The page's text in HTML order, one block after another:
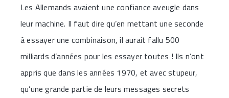
Les Allemands avaient une confiance aveugle dans
leur machine. Il faut dire qu’en mettant une seconde
à essayer une combinaison, il aurait fallu 500
milliards d’années pour les essayer toutes ! Ils n’ont
appris que dans les années 1970, et avec stupeur,
qu’une grande partie de leurs messages secrets